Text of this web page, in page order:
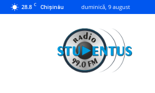
28.8 C Chișinău duminică, 9 august
studentus.md